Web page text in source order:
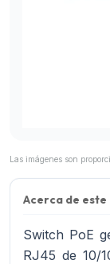
Acerca de
Switch PoE
RJ45 de 10/